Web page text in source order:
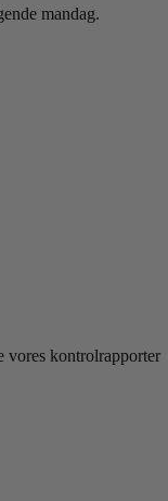
mandag.
vores kontrolrapporter